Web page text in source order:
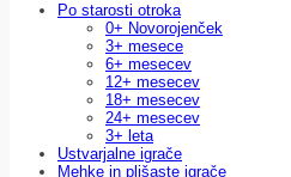
Po starosti otroka
0+ Novorojenček
3+ mesece
6+ mesecev
12+ mesecev
18+ mesecev
24+ mesecev
3+ leta
Ustvarjalne igrače
Mehke in plišaste igrače